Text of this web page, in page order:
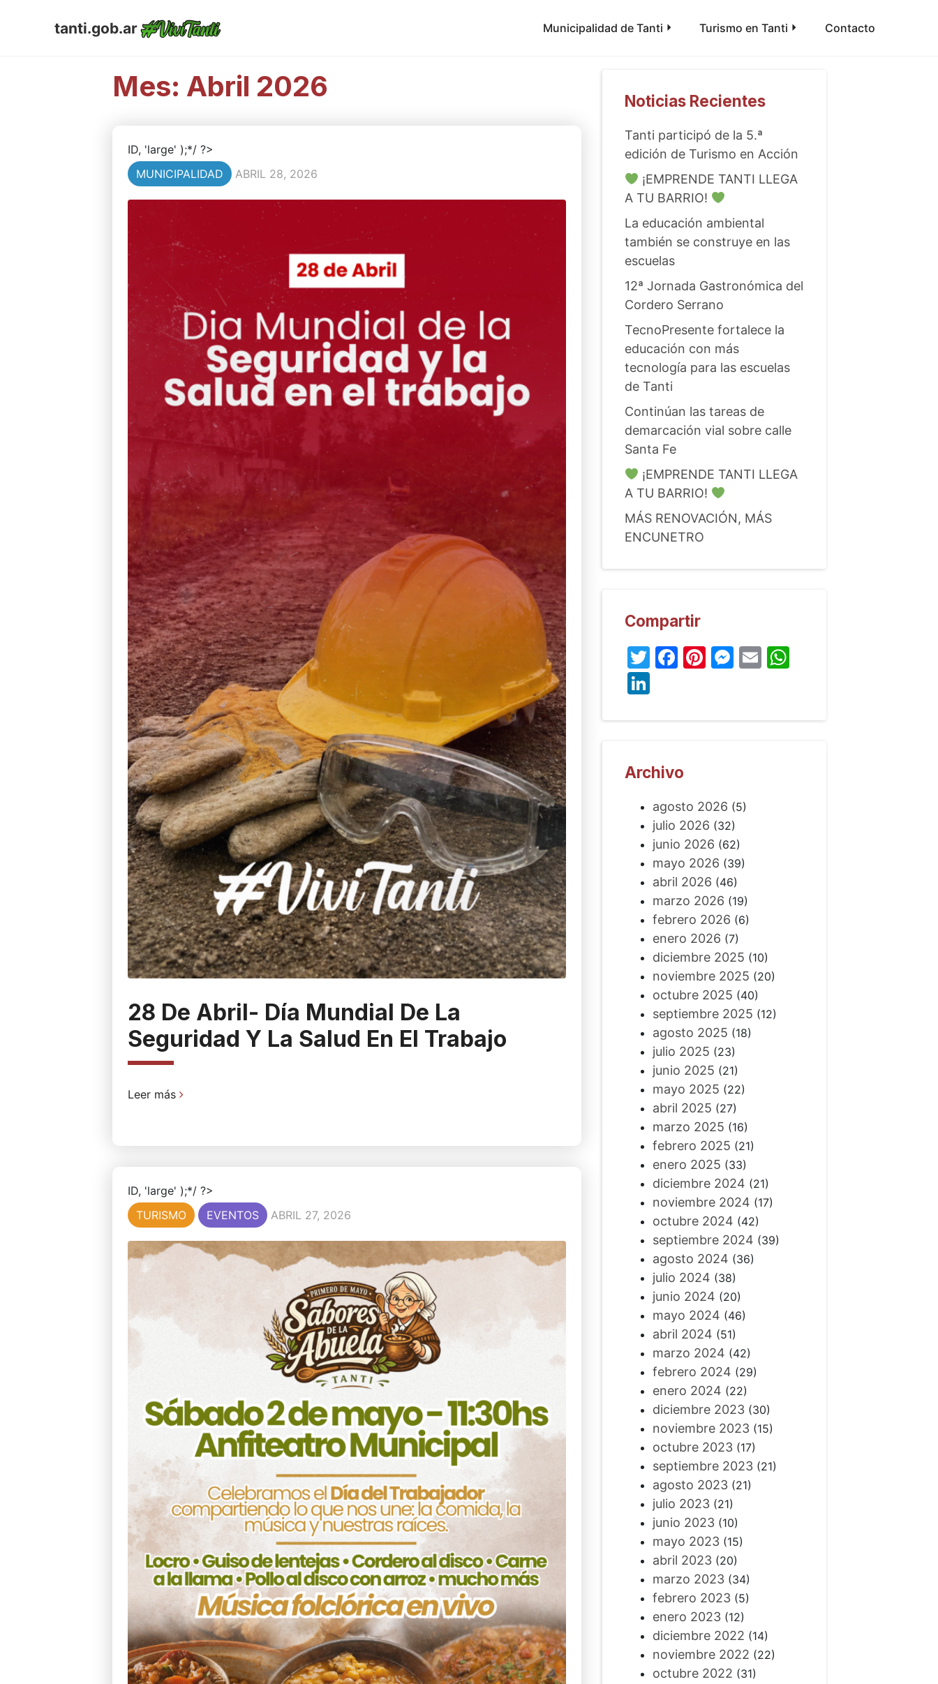
tanti.gob.ar Municipalidad de Tanti Turismo en Tanti Contacto
Mes: Abril 2026
ID, 'large' );*/ ?>
MUNICIPALIDAD
ABRIL 28, 2026
28 De Abril- Día Mundial De La
Seguridad Y La Salud En El Trabajo
Leer más
ID, 'large' );*/ ?>
TURISMO
EVENTOS ABRIL 27, 2026
Noticias Recientes
Tanti participó de la 5.ª
edición de Turismo en Acción
¡EMPRENDE TANTI LLEGA
A TU BARRIO!
La educación ambiental
también se construye en las
escuelas
12ª Jornada Gastronómica del
Cordero Serrano
TecnoPresente fortalece la
educación con más
tecnología para las escuelas
de Tanti
Continúan las tareas de
demarcación vial sobre calle
Santa Fe
¡EMPRENDE TANTI LLEGA
A TU BARRIO!
MÁS RENOVACIÓN, MÁS
ENCUNETRO
Compartir
Twitter
Facebook
Pinterest
Messenger
EmailWhatsApp
LinkedIn
Archivo
agosto 2026 (5)
julio 2026 (32)
junio 2026 (62)
mayo 2026 (39)
abril 2026 (46)
marzo 2026 (19)
febrero 2026 (6)
enero 2026 (7)
diciembre 2025 (10)
noviembre 2025 (20)
octubre 2025 (40)
septiembre 2025 (12)
agosto 2025 (18)
julio 2025 (23)
junio 2025 (21)
mayo 2025 (22)
abril 2025 (27)
marzo 2025 (16)
febrero 2025 (21)
enero 2025 (33)
diciembre 2024 (21)
noviembre 2024 (17)
octubre 2024 (42)
septiembre 2024 (39)
agosto 2024 (36)
julio 2024 (38)
junio 2024 (20)
mayo 2024 (46)
abril 2024 (51)
marzo 2024 (42)
febrero 2024 (29)
enero 2024 (22)
diciembre 2023(30)
noviembre 2023(15)
octubre 2023(17)
septiembre 2023(21)
agosto 2023(21)
julio 2023(21)
junio 2023(10)
mayo 2023(15)
abril 2023(20)
marzo 2023(34)
febrero 2023(5)
enero 2023(12)
diciembre 2022 (14)
noviembre 2022 (22)
octubre 2022 (31)